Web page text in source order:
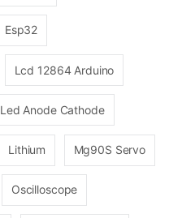
Esp32
Lcd 12864 Arduino
Led Anode Cathode
Lithium Mg90S Servo
Oscilloscope